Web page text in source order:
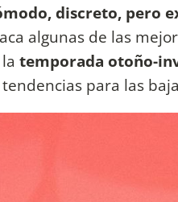
discreto, pero
algunas de las
temporada otoño-
para las